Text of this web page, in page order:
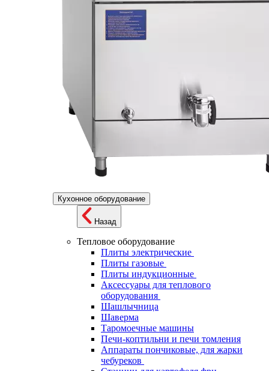
Кухонное оборудование
Назад
Тепловое оборудование
Плиты электрические
Плиты газовые
Плиты индукционные
Аксессуары для теплового
оборудования
Шашлычница
Шаверма
Таромоечные машины
Печи-коптильни и печи томления
Аппараты пончиковые, для жарки
чебуреков